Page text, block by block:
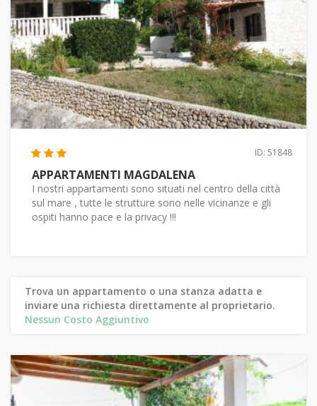
ID: 51848
APPARTAMENTI MAGDALENA
I nostri appartamenti sono situati nel centro della città
sul mare , tutte le strutture sono nelle vicinanze e gli
ospiti hanno pace e la privacy !!!
Trova un appartamento o una stanza adatta e
inviare una richiesta direttamente al proprietario.
Nessun Costo Aggiuntivo